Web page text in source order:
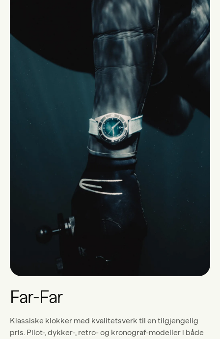
Far-Far
Klassiske klokker med kvalitetsverk til en tilgjengelig
pris. Pilot-, dykker-, retro- og kronograf-modeller i både